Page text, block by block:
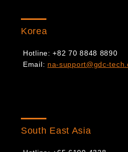
Korea
Hotline: +82 70 8848 8890
Email: na-support@gdc-
South East Asia